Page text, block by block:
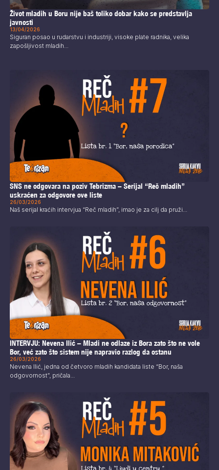
Život mladih u Boru nije baš toliko dobar kako se predstavlja
javnosti
13/04/2026
Siguran posao u rudarstvu i industriji, visoke plate radnika, velika
zapošljivost mladih...
SNS ne odgovara na poziv Tebrizma – Serijal “Reč mladih”
uskraćen za odgovore ove liste
26/03/2026
Naš serijal kraćih intervjua “Reč mladih”, imao je za cilj da pruži...
INTERVJU: Nevena Ilić – Mladi ne odlaze iz Bora zato što ne vole
Bor, već zato što sistem nije napravio razlog da ostanu
26/03/2026
Nevena Ilić, jedna od četvoro mladih kandidata liste “Bor, naša
odgovornost”, pričala...